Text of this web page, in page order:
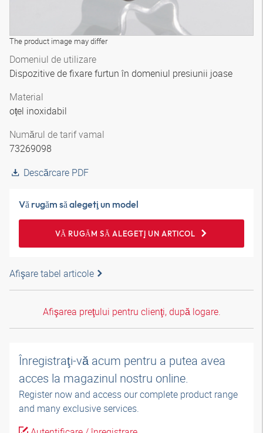
The product image may differ
Domeniul de utilizare
Dispozitive de fixare furtun în domeniul presiunii joase
Material
oțel inoxidabil
Numărul de tarif vamal
73269098
Descărcare PDF
Vă rugăm să alegeţi un model
VĂ RUGĂM SĂ ALEGEŢI UN ARTICOL
Afişare tabel articole
Afişarea preţului pentru clienţi, după logare.
Înregistraţi-vă acum pentru a putea avea
acces la magazinul nostru online.
Register now and access our complete product range
and many exclusive services.